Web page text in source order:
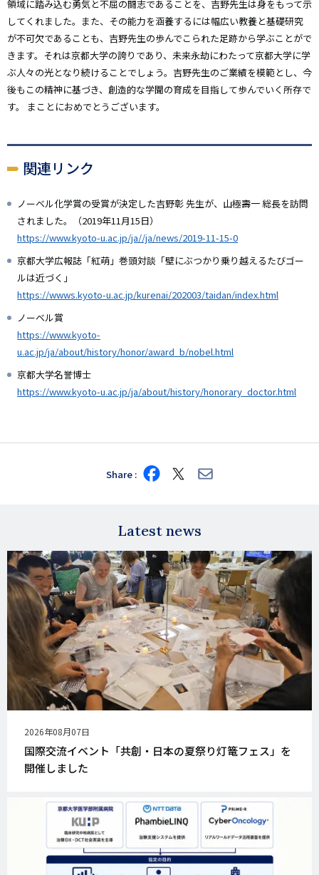
領域に踏み込む勇気と不屈の闘志であることを、吉野先生は身をもって示
してくれました。また、その能力を涵養するには幅広い教養と基礎研究
が不可欠であることも、吉野先生の歩んでこられた足跡から学ぶことがで
きます。それは京都大学の誇りであり、未来永劫にわたって京都大学に学
ぶ人々の光となり続けることでしょう。吉野先生のご業績を模範とし、今
後もこの精神に基づき、創造的な学聞の育成を目指して歩んでいく所存で
す。 まことにおめでとうございます。
関連リンク
ノーベル化学賞の受賞が決定した吉野彰 先生が、山極壽一 総長を訪問
されました。（2019年11月15日）
https://www.kyoto-u.ac.jp/ja//ja/news/2019-11-15-0
京都大学広報誌「紅萌」巻頭対談「壁にぶつかり乗り越えるたびゴー
ルは近づく」
https://wwws.kyoto-u.ac.jp/kurenai/202003/taidan/index.html
ノーベル賞
https://www.kyoto-
u.ac.jp/ja/about/history/honor/award_b/nobel.html
京都大学名誉博士
https://www.kyoto-u.ac.jp/ja/about/history/honorary_doctor.html
Share Share
on
Share
on
Share
via
Latest news
公
開
日
2026年08月07日
国際交流イベント「共創・日本の夏祭り灯篭フェス」を
開催しました